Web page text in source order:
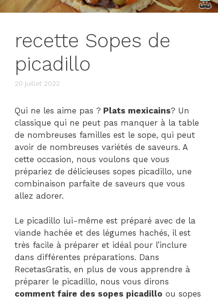
recette Sopes de
picadillo
20 juillet 2022
Qui ne les aime pas ? Plats mexicains? Un
classique qui ne peut pas manquer à la table
de nombreuses familles est le sope, qui peut
avoir de nombreuses variétés de saveurs. A
cette occasion, nous voulons que vous
prépariez de délicieuses sopes picadillo, une
combinaison parfaite de saveurs que vous
allez adorer.
Le picadillo lui-même est préparé avec de la
viande hachée et des légumes hachés, il est
très facile à préparer et idéal pour l’inclure
dans différentes préparations. Dans
RecetasGratis, en plus de vous apprendre à
préparer le picadillo, nous vous dirons
comment faire des sopes picadillo ou sopes